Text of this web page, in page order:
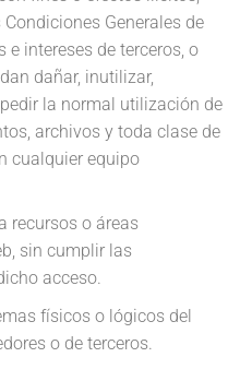
Generales de
e intereses de terceros, o
dañar, inutilizar,
la normal utilización de
archivos y toda clase de
cualquier equipo
recursos o áreas
sin cumplir las
acceso.
físicos o lógicos del
o de terceros.